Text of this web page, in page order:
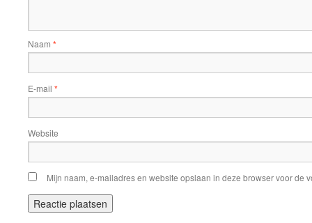
Naam *
E-mail *
Website
Mijn naam, e-mailadres en website opslaan in deze browser voor de